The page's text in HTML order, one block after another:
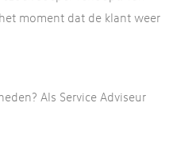
moment dat de klant weer
Als Service Adviseur